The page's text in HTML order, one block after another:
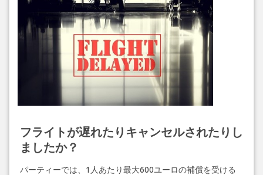
フライトが遅れたりキャンセルされたりし
ましたか？
パーティーでは、1人あたり最大600ユーロの補償を受ける